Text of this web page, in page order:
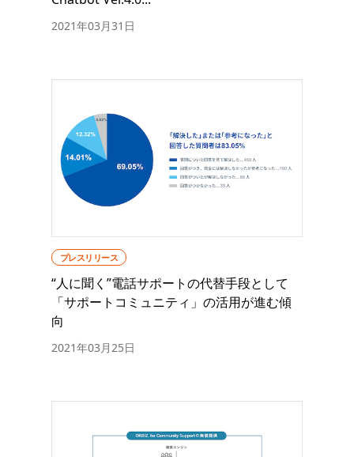
2021年03月31日
プレスリリース
“人に聞く”電話サポートの代替手段として
「サポートコミュニティ」の活用が進む傾
向
2021年03月25日